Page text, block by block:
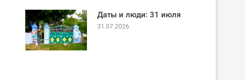
Даты и люди: 31 июля
31.07.2026